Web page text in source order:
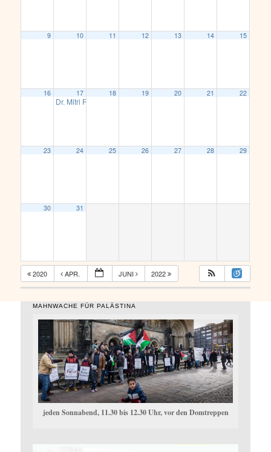
9 10 11 12 13 14 15
16 17
Dr. Mitri Raheb: Hoffnung für Palästina?
18 19 20 21 22
23 24 25 26 27 28 29
30 31
2020 APR. JUNI 2022
MAHNWACHE FÜR PALÄSTINA
jeden Sonnabend, 11.30 bis 12.30 Uhr, vor den Domtreppen